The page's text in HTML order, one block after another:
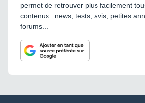
permet de retrouver plus facilement
contenus : news, tests, avis, petites
forums...